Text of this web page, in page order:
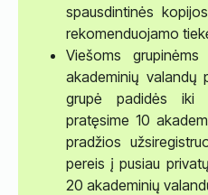
spausdintinės
rekomenduojamo
Viešoms
akademinių valandų
grupė padidės iki
pratęsime 10
pradžios
pereis į pusiau
20 akademinių